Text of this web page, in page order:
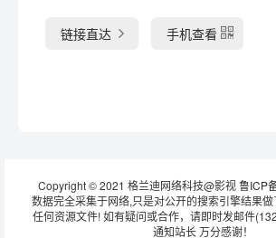
链接直达 手机查看
Copyright © 2021 格兰迪网络科技@影视鲁ICP
数据完全采集于网络,只是对公开的搜索引擎结果
任何资源文件! 如有疑问或合作，请即时发邮件
通知站长 万分感谢！